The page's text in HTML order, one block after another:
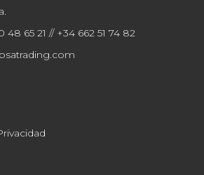
48 65 21 // +34 662 51 74 82